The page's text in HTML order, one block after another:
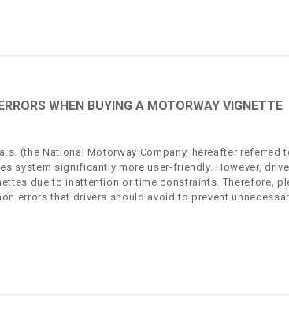
WHEN BUYING A MOTORWAY VIGNETTE
(the National Motorway Company, hereafter referred
system significantly more user-friendly. However,
due to inattention or time constraints. Therefore,
errors that drivers should avoid to prevent